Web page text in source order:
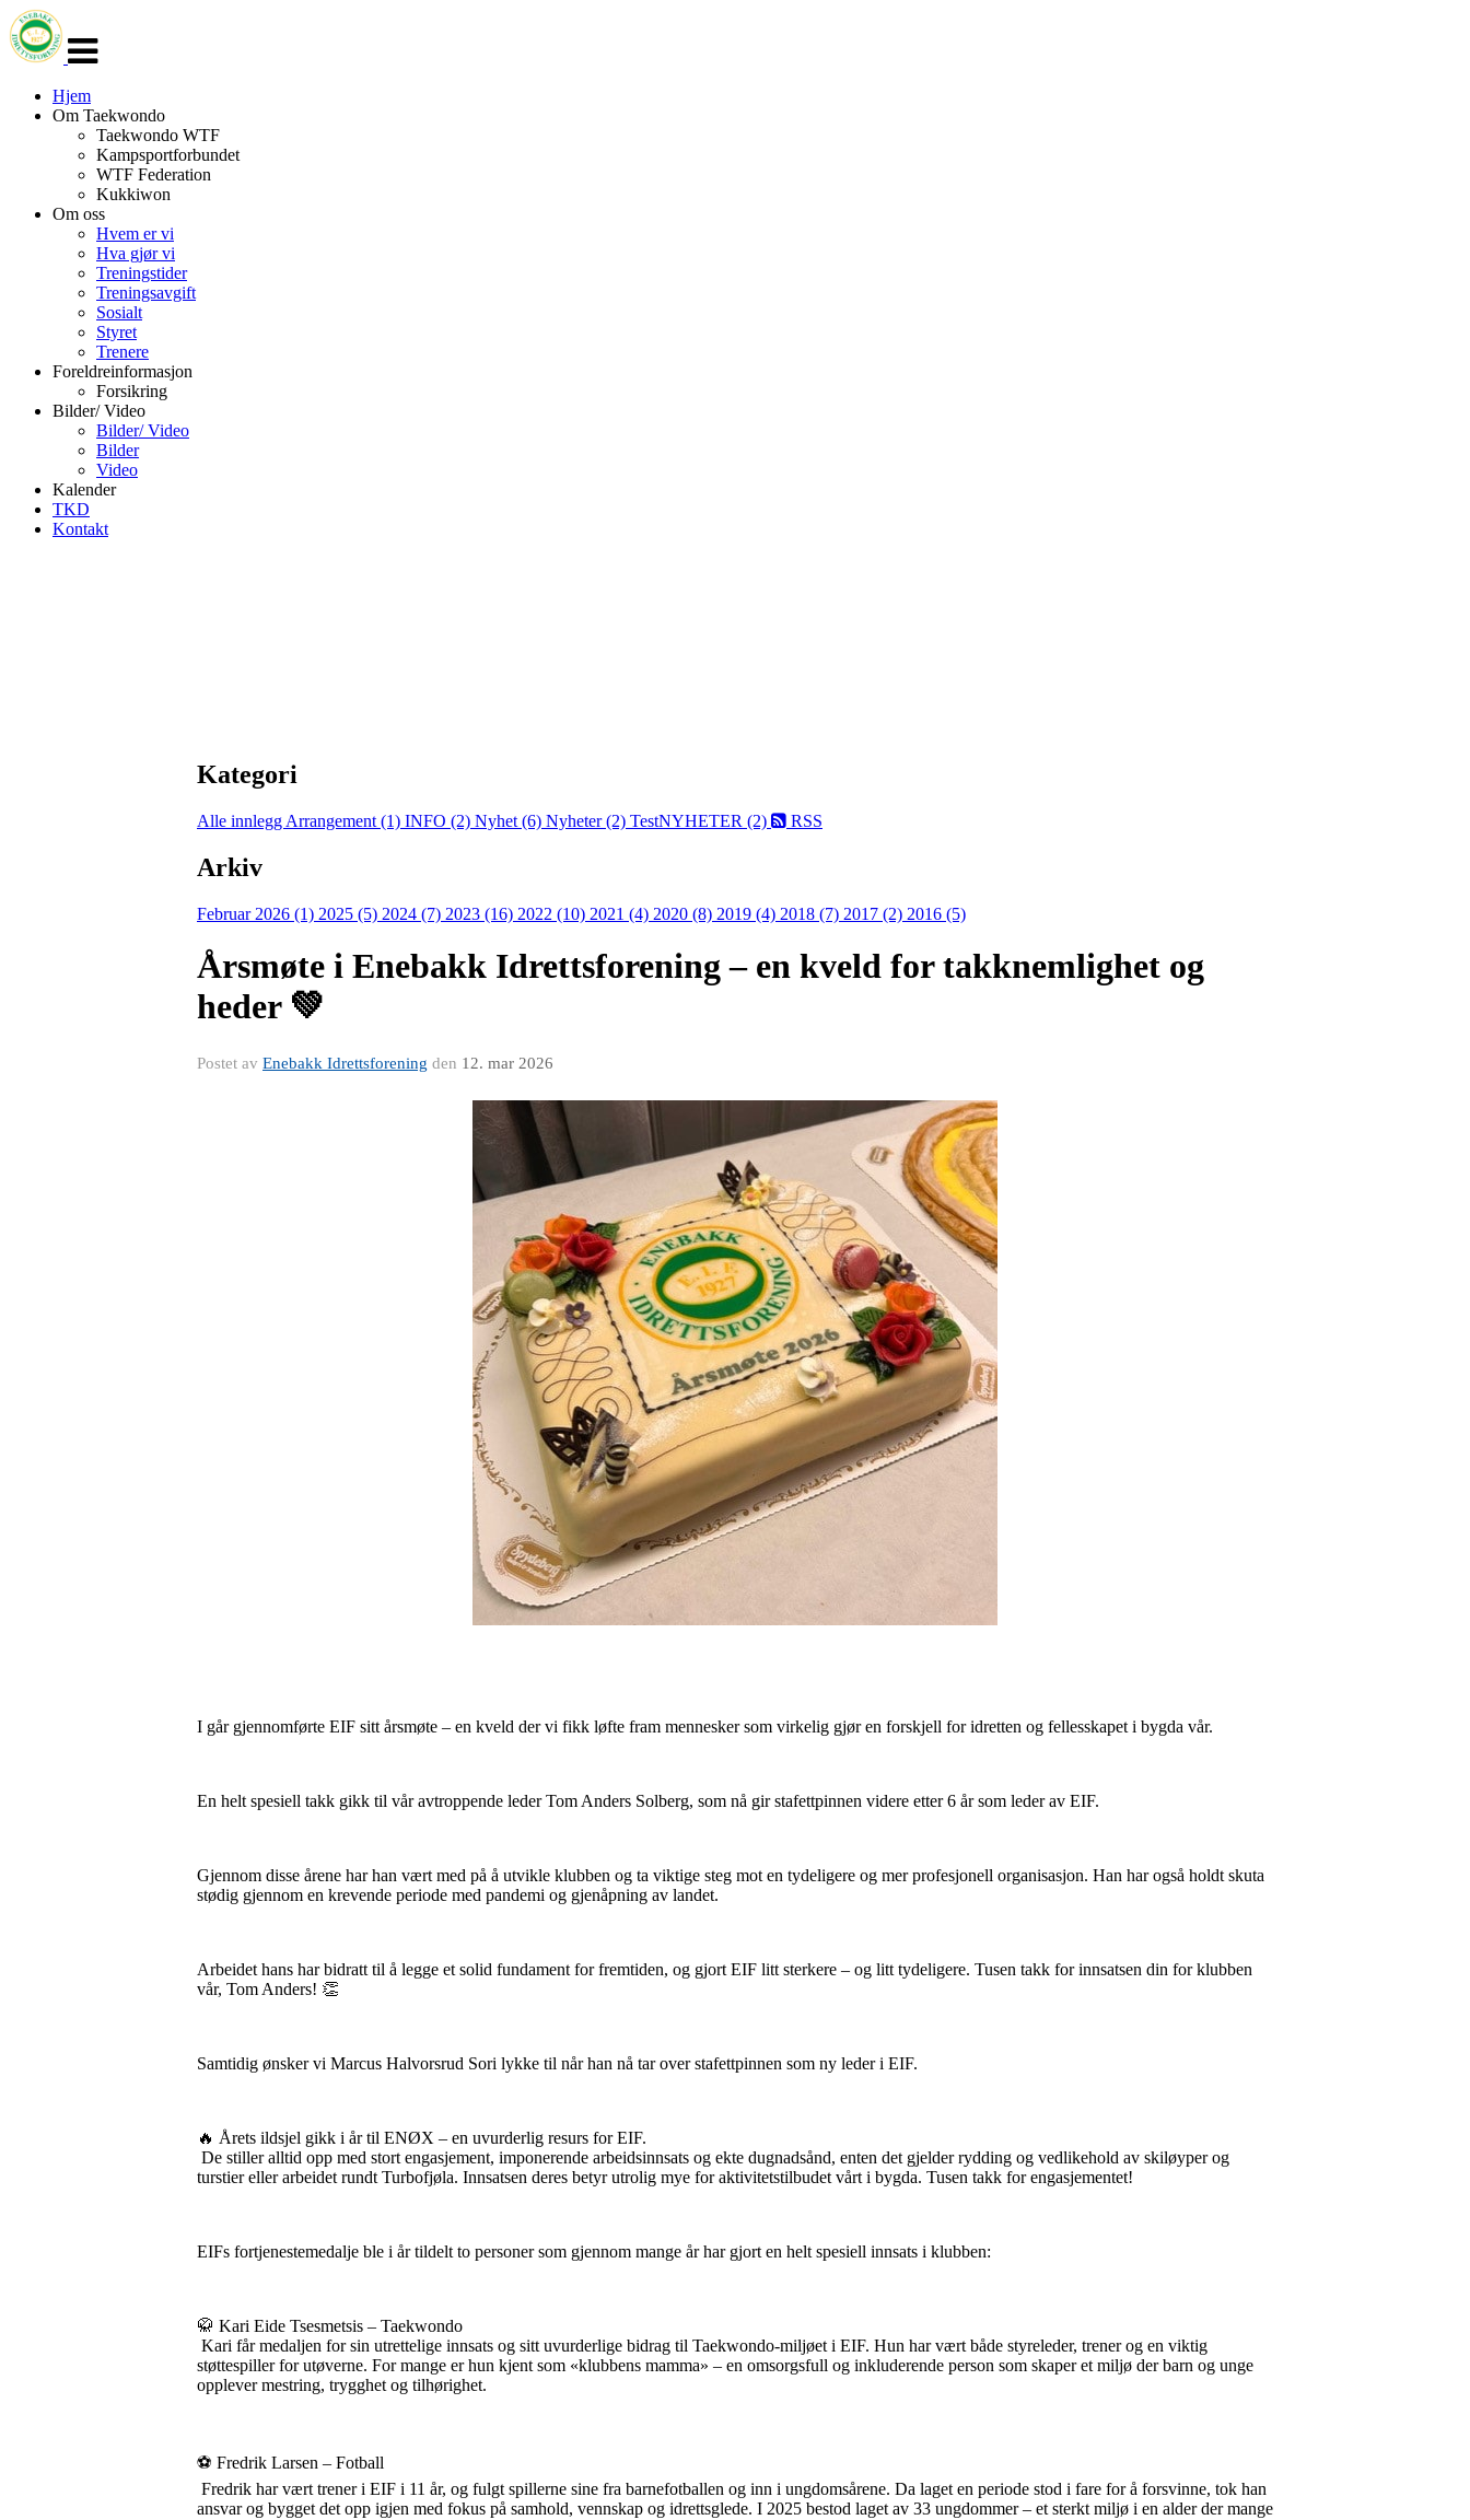
navigasjon
Hjem
Om Taekwondo
Taekwondo WTF
Kampsportforbundet
WTF Federation
Kukkiwon
Om oss
Hvem er vi
Hva gjør vi
Treningstider
Treningsavgift
Sosialt
Styret
Trenere
Foreldreinformasjon
Forsikring
Bilder/ Video
Bilder/ Video
Bilder
Video
Kalender
TKD
Kontakt
Kategori
Alle innlegg Arrangement (1) INFO (2) Nyhet (6) Nyheter (2) TestNYHETER (2) RSS
Arkiv
Februar 2026 (1) 2025 (5) 2024 (7) 2023 (16) 2022 (10) 2021 (4) 2020 (8) 2019 (4) 2018 (7) 2017 (2) 2016 (5)
Årsmøte i Enebakk Idrettsforening – en kveld for takknemlighet og
heder 💚
Postet av Enebakk Idrettsforening den 12. mar 2026
I går gjennomførte EIF sitt årsmøte – en kveld der vi fikk løfte fram mennesker som virkelig gjør en forskjell for idretten og fellesskapet i bygda vår.
En helt spesiell takk gikk til vår avtroppende leder Tom Anders Solberg, som nå gir stafettpinnen videre etter 6 år som leder av EIF.
Gjennom disse årene har han vært med på å utvikle klubben og ta viktige steg mot en tydeligere og mer profesjonell organisasjon. Han har også holdt skuta
stødig gjennom en krevende periode med pandemi og gjenåpning av landet.
Arbeidet hans har bidratt til å legge et solid fundament for fremtiden, og gjort EIF litt sterkere – og litt tydeligere. Tusen takk for innsatsen din for klubben
vår, Tom Anders! 👏
Samtidig ønsker vi Marcus Halvorsrud Sori lykke til når han nå tar over stafettpinnen som ny leder i EIF.
🔥 Årets ildsjel gikk i år til ENØX – en uvurderlig resurs for EIF.
De stiller alltid opp med stort engasjement, imponerende arbeidsinnsats og ekte dugnadsånd, enten det gjelder rydding og vedlikehold av skiløyper og
turstier eller arbeidet rundt Turbofjøla. Innsatsen deres betyr utrolig mye for aktivitetstilbudet vårt i bygda. Tusen takk for engasjementet!
EIFs fortjenestemedalje ble i år tildelt to personer som gjennom mange år har gjort en helt spesiell innsats i klubben:
🥋 Kari Eide Tsesmetsis – Taekwondo
Kari får medaljen for sin utrettelige innsats og sitt uvurderlige bidrag til Taekwondo-miljøet i EIF. Hun har vært både styreleder, trener og en viktig
støttespiller for utøverne. For mange er hun kjent som «klubbens mamma» – en omsorgsfull og inkluderende person som skaper et miljø der barn og unge
opplever mestring, trygghet og tilhørighet.
⚽ Fredrik Larsen – Fotball
Fredrik har vært trener i EIF i 11 år, og fulgt spillerne sine fra barnefotballen og inn i ungdomsårene. Da laget en periode stod i fare for å forsvinne, tok han
ansvar og bygget det opp igjen med fokus på samhold, vennskap og idrettsglede. I 2025 bestod laget av 33 ungdommer – et sterkt miljø i en alder der mange